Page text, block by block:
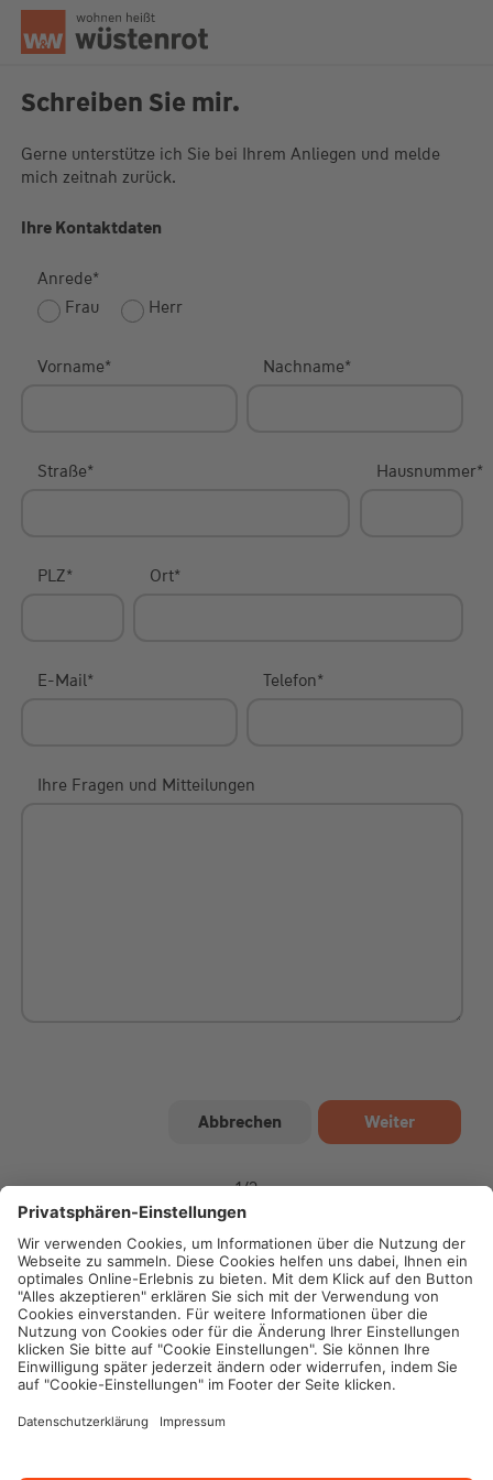
Seitenanfang
Schreiben Sie mir.
Gerne unterstütze ich Sie bei Ihrem Anliegen und melde
mich zeitnah zurück.
Ihre Kontaktdaten
Anrede*
Frau
Herr
Vorname* Nachname*
Straße* Hausnummer*
PLZ* Ort*
E-Mail* Telefon*
Ihre Fragen und Mitteilungen
1/2
Impressum
Datenschutz
Cookie-Einstellungen
Unsere Chatzeiten:
Fr: 9:00 Uhr - 18:00 Uhr